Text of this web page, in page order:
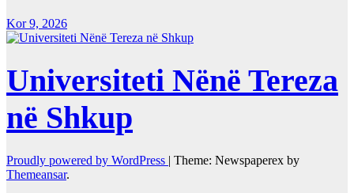
Kor 9, 2026
Universiteti Nënë Tereza
në Shkup
Proudly powered by WordPress | Theme: Newspaperex by
Themeansar.